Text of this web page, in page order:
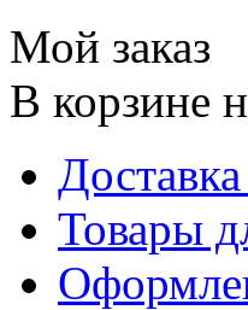
Мой заказ
В корзине
Товары